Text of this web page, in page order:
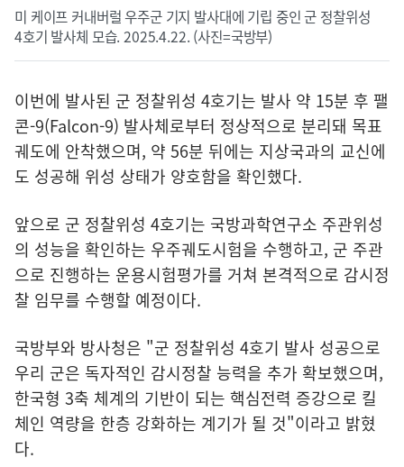
미 케이프 커내버럴 우주군 기지 발사대에 기립 중인 군 정찰위성
4호기 발사체 모습. 2025.4.22. (사진=국방부)
이번에 발사된 군 정찰위성 4호기는 발사 약 15분 후 팰
콘-9(Falcon-9) 발사체로부터 정상적으로 분리돼 목표
궤도에 안착했으며, 약 56분 뒤에는 지상국과의 교신에
도 성공해 위성 상태가 양호함을 확인했다.
앞으로 군 정찰위성 4호기는 국방과학연구소 주관위성
의 성능을 확인하는 우주궤도시험을 수행하고, 군 주관
으로 진행하는 운용시험평가를 거쳐 본격적으로 감시정
찰 임무를 수행할 예정이다.
국방부와 방사청은 "군 정찰위성 4호기 발사 성공으로
우리 군은 독자적인 감시정찰 능력을 추가 확보했으며,
한국형 3축 체계의 기반이 되는 핵심전력 증강으로 킬
체인 역량을 한층 강화하는 계기가 될 것"이라고 밝혔
다.